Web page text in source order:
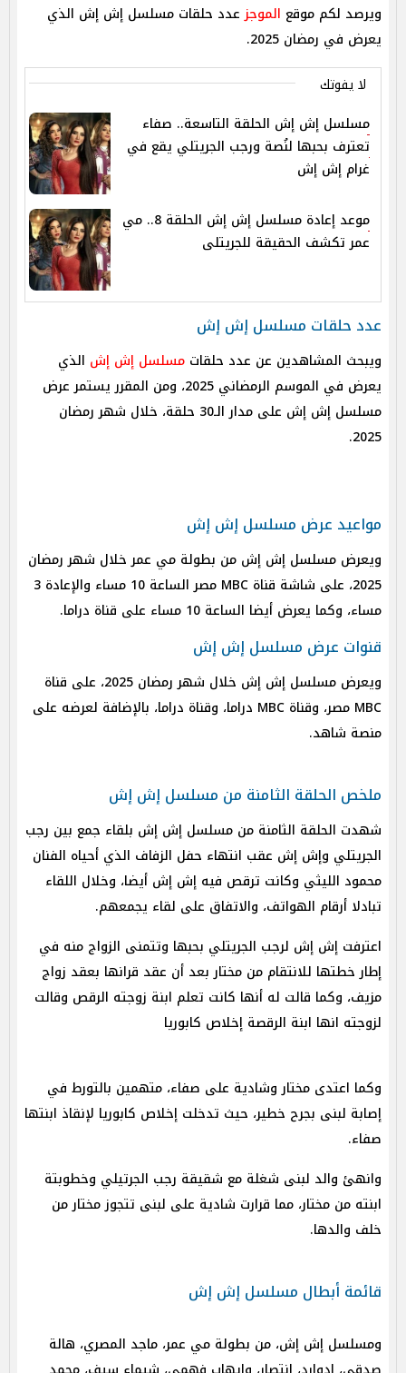
ويرصد لكم موقع الموجزعدد حلقات مسلسل إش إش الذي
يعرض في رمضان 2025.
لا يفوتك
مسلسل إش إش الحلقة التاسعة.. صفاء
تعترف بحبها لنُصة ورجب الجريتلي يقع في
غرام إش إش
موعد إعادة مسلسل إش إش الحلقة 8.. مي
عمر تكشف الحقيقة للجريتلى
عدد حلقات مسلسل إش إش
ويبحث المشاهدين عن عدد حلقات مسلسل إش إش الذي
يعرض في الموسم الرمضاني 2025، ومن المقرر يستمر عرض
مسلسل إش إش على مدار الـ30 حلقة، خلال شهر رمضان
2025.
مواعيد عرض مسلسل إش إش
ويعرض مسلسل إش إش من بطولة مي عمر خلال شهر رمضان
2025، على شاشة قناة MBC مصر الساعة 10 مساء والإعادة 3
مساء، وكما يعرض أيضا الساعة 10 مساء على قناة دراما.
قنوات عرض مسلسل إش إش
ويعرض مسلسل إش إش خلال شهر رمضان 2025، على قناة
MBC مصر، وقناة MBC دراما، وقناة دراما، بالإضافة لعرضه على
منصة شاهد.
ملخص الحلقة الثامنة من مسلسل إش إش
شهدت الحلقة الثامنة من مسلسل إش إش بلقاء جمع بين رجب
الجريتلي وإش إش عقب انتهاء حفل الزفاف الذي أحياه الفنان
محمود الليثي وكانت ترقص فيه إش إش أيضا، وخلال اللقاء
تبادلا أرقام الهواتف، والاتفاق على لقاء يجمعهم.
اعترفت إش إش لرجب الجريتلي بحبها وتتمنى الزواج منه في
إطار خطتها للانتقام من مختار بعد أن عقد قرانها بعقد زواج
مزيف، وكما قالت له أنها كانت تعلم ابنة زوجته الرقص وقالت
لزوجته انها ابنة الرقصة إخلاص كابوريا
وكما اعتدى مختار وشادية على صفاء، متهمين بالتورط في
إصابة لبنى بجرح خطير، حيث تدخلت إخلاص كابوريا لإنقاذ ابنتها
صفاء.
وانهئ والد لبنى شغلة مع شقيقة رجب الجرتيلي وخطوبتة
ابنته من مختار، مما قرارت شادية على لبنى تتجوز مختار من
خلف والدها.
قائمة أبطال مسلسل إش إش
ومسلسل إش إش، من بطولة مي عمر، ماجد المصري، هالة